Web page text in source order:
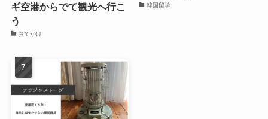
ギ空港からでて観光へ行こ
う
おでかけ
韓国留学